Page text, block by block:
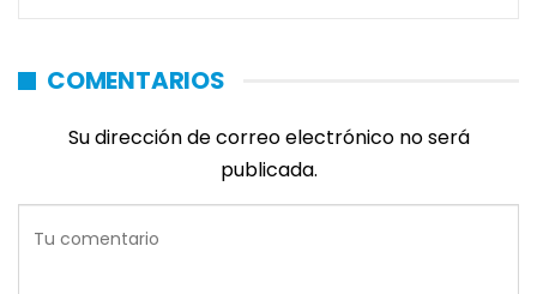
COMENTARIOS
Su dirección de correo electrónico no será
publicada.